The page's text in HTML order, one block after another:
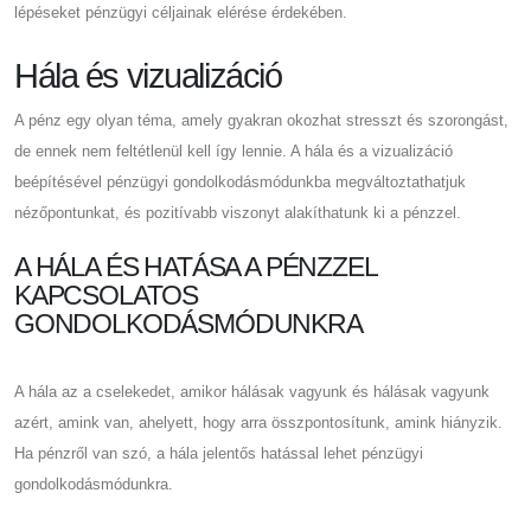
lépéseket pénzügyi céljainak elérése érdekében.
Hála és vizualizáció
A pénz egy olyan téma, amely gyakran okozhat stresszt és szorongást,
de ennek nem feltétlenül kell így lennie. A hála és a vizualizáció
beépítésével pénzügyi gondolkodásmódunkba megváltoztathatjuk
nézőpontunkat, és pozitívabb viszonyt alakíthatunk ki a pénzzel.
A HÁLA ÉS HATÁSA A PÉNZZEL
KAPCSOLATOS
GONDOLKODÁSMÓDUNKRA
A hála az a cselekedet, amikor hálásak vagyunk és hálásak vagyunk
azért, amink van, ahelyett, hogy arra összpontosítunk, amink hiányzik.
Ha pénzről van szó, a hála jelentős hatással lehet pénzügyi
gondolkodásmódunkra.